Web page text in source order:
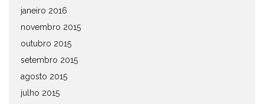
janeiro 2016
novembro 2015
outubro 2015
setembro 2015
agosto 2015
julho 2015